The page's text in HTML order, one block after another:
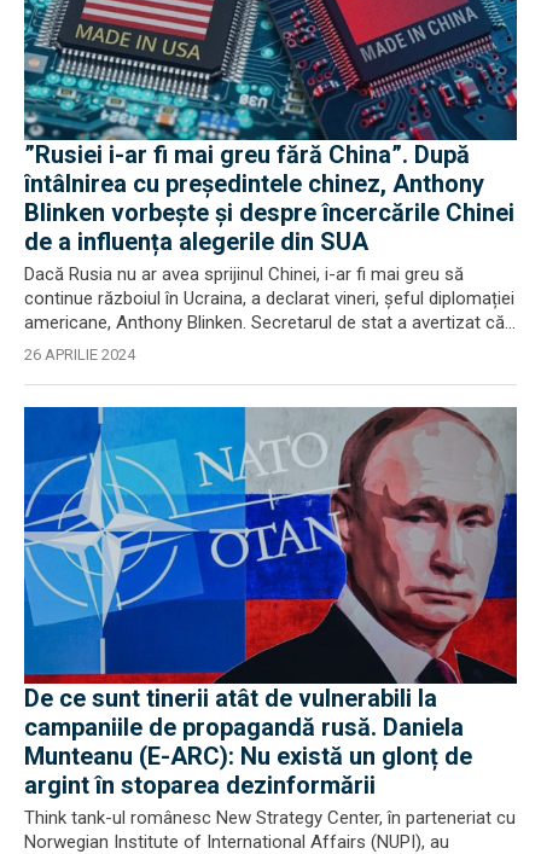
”Rusiei i-ar fi mai greu fără China”. După
întâlnirea cu președintele chinez, Anthony
Blinken vorbește și despre încercările Chinei
de a influența alegerile din SUA
Dacă Rusia nu ar avea sprijinul Chinei, i-ar fi mai greu să
continue războiul în Ucraina, a declarat vineri, șeful diplomației
americane, Anthony Blinken. Secretarul de stat a avertizat că...
26 APRILIE 2024
De ce sunt tinerii atât de vulnerabili la
campaniile de propagandă rusă. Daniela
Munteanu (E-ARC): Nu există un glonț de
argint în stoparea dezinformării
Think tank-ul românesc New Strategy Center, în parteneriat cu
Norwegian Institute of International Affairs (NUPI), au